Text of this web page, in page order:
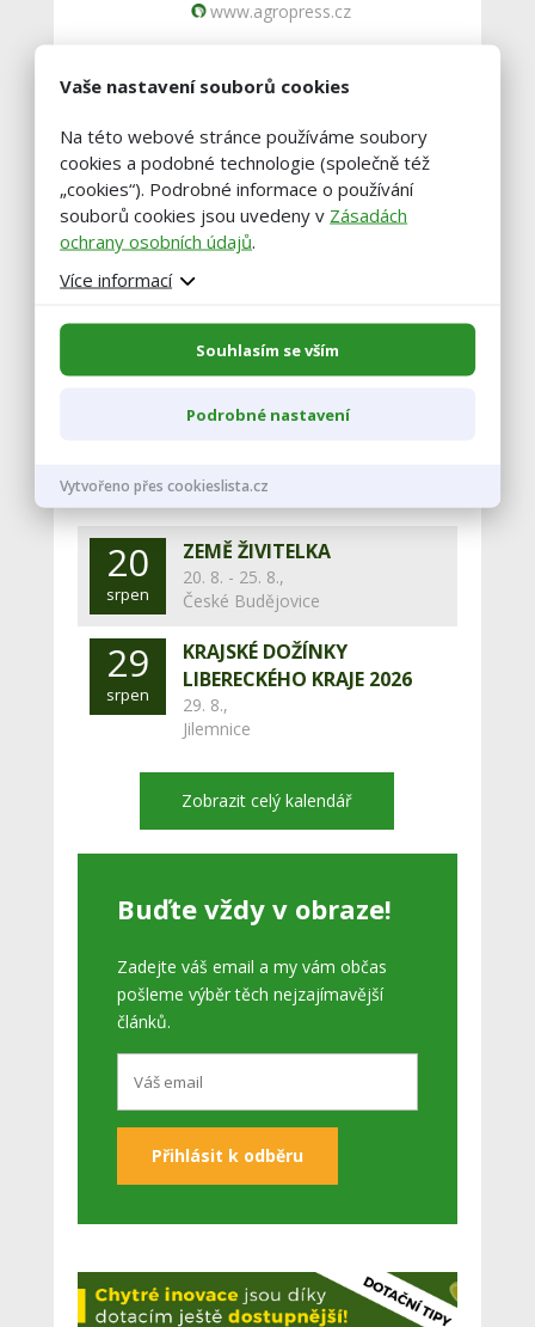
www.agropress.cz
První jalovička ČESTR-GZ ze
VÚŽV v záchraně genetických
zdrojů
3.7. 2026 |Aktuality
www.agropress.cz
Načíst další články
Nejbližsí akce
20
srpen
ZEMĚ ŽIVITELKA
20. 8. - 25. 8.,
České Budějovice
29
srpen
KRAJSKÉ DOŽÍNKY
LIBERECKÉHO KRAJE 2026
29. 8.,
Jilemnice
Zobrazit celý kalendář
Buďte vždy v obraze!
Zadejte váš email a my vám občas
pošleme výběr těch nejzajímavější
článků.
Vaše nastavení souborů cookies
Na této webové stránce používáme soubory
cookies a podobné technologie (společně též
„cookies“). Podrobné informace o používání
souborů cookies jsou uvedeny v Zásadách
ochrany osobních údajů.
Více informací
Souhlasím se vším
Podrobné nastavení
Vytvořeno přes cookieslista.cz